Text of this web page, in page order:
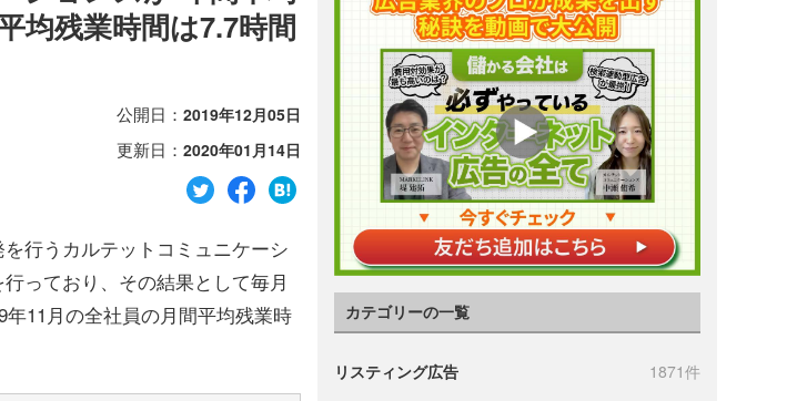
均残業時間は7.7時間
公開日： 2019年12月05日
更新日： 2020年01月14日
行うカルテットコミュニケーシ
っており、その結果として毎月
11月の全社員の月間平均残業時
カテゴリーの一覧
リスティング広告 1871件